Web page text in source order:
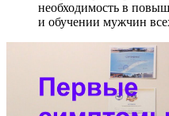
необходимость в
и обучении мужчин